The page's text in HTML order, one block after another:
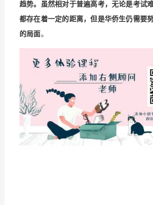
趋势。 虽然相对于普遍高考，无论是考试
都存在着一定的距离，但是华侨生仍需要
的局面。